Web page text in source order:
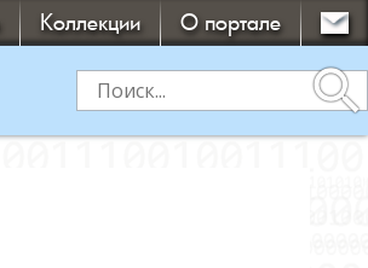
Коллекции О портале
search